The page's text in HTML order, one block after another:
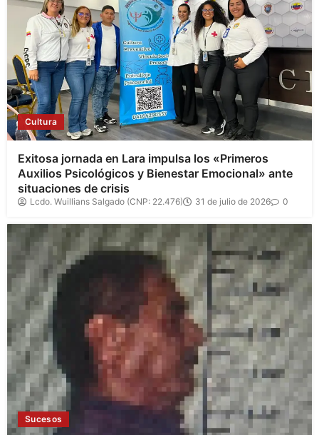
Cultura
Exitosa jornada en Lara impulsa los «Primeros
Auxilios Psicológicos y Bienestar Emocional» ante
situaciones de crisis
Lcdo. Wuillians Salgado (CNP: 22.476) 31 de julio de 2026 0
Sucesos